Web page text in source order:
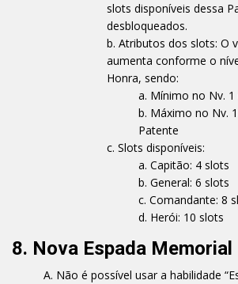
slots disponíveis dessa
desbloqueados.
Atributos dos slots: O
aumenta conforme o
Honra, sendo:
Mínimo no Nv.
Máximo no Nv.
Patente
Slots disponíveis:
Capitão: 4 slots
General: 6 slots
Comandante: 8
Herói: 10 slots
8. Nova Espada Memorial
Não é possível usar a habilidade